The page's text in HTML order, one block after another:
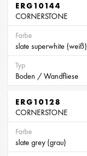
ERG10144
CORNERSTONE
Farbe
slate superwhite (weiß)
Typ
Boden / Wandfliese
ERG10128
CORNERSTONE
Farbe
slate grey (grau)